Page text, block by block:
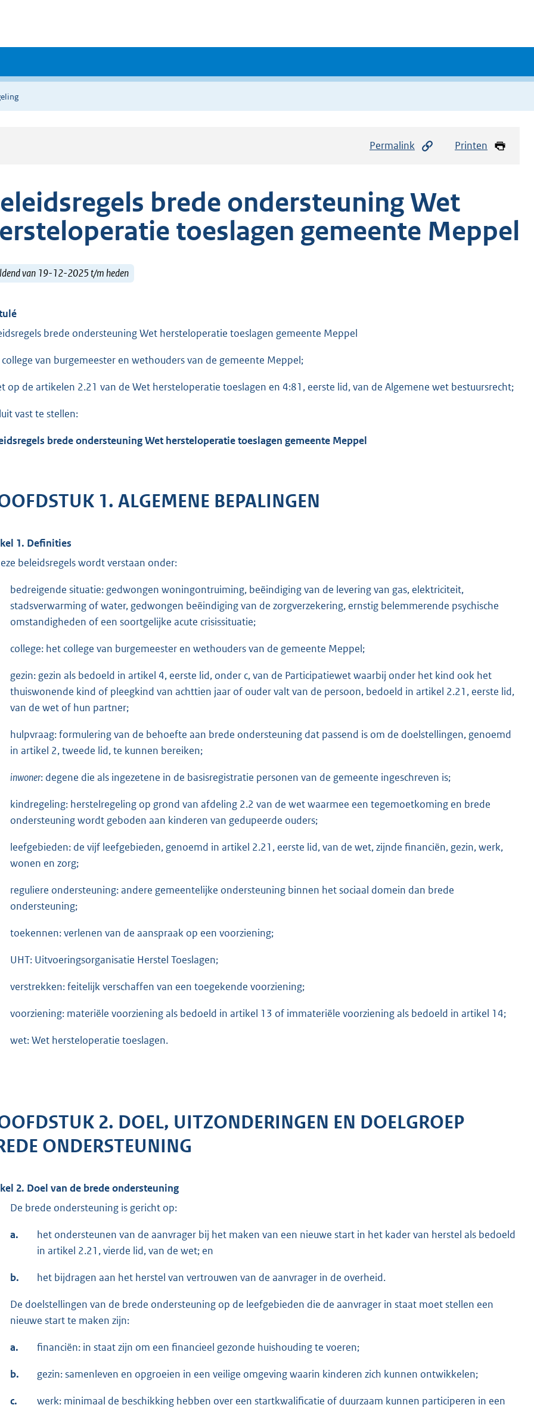
Permalink Printen
brede ondersteuning Wet
toeslagen gemeente Meppel
van 19-12-2025 t/m heden
brede ondersteuning Wet hersteloperatie toeslagen gemeente Meppel
van burgemeester en wethouders van de gemeente Meppel;
op de artikelen 2.21 van de Wet hersteloperatie toeslagen en 4:81, eerste lid, van de Algemene wet bestuursrecht;
vast te stellen:
brede ondersteuning Wet hersteloperatie toeslagen gemeente Meppel
1. ALGEMENE BEPALINGEN
1. Definities
beleidsregels wordt verstaan onder:
bedreigende situatie: gedwongen woningontruiming, beëindiging van de levering van gas, elektriciteit,
stadsverwarming of water, gedwongen beëindiging van de zorgverzekering, ernstig belemmerende psychische
omstandigheden of een soortgelijke acute crisissituatie;
college: het college van burgemeester en wethouders van de gemeente Meppel;
gezin: gezin als bedoeld in artikel 4, eerste lid, onder c, van de Participatiewet waarbij onder het kind ook het
thuiswonende kind of pleegkind van achttien jaar of ouder valt van de persoon, bedoeld in artikel 2.21, eerste lid,
van de wet of hun partner;
hulpvraag: formulering van de behoefte aan brede ondersteuning dat passend is om de doelstellingen, genoemd
in artikel 2, tweede lid, te kunnen bereiken;
inwoner: degene die als ingezetene in de basisregistratie personen van de gemeente ingeschreven is;
kindregeling: herstelregeling op grond van afdeling 2.2 van de wet waarmee een tegemoetkoming en brede
ondersteuning wordt geboden aan kinderen van gedupeerde ouders;
leefgebieden: de vijf leefgebieden, genoemd in artikel 2.21, eerste lid, van de wet, zijnde financiën, gezin, werk,
wonen en zorg;
reguliere ondersteuning: andere gemeentelijke ondersteuning binnen het sociaal domein dan brede
ondersteuning;
toekennen: verlenen van de aanspraak op een voorziening;
UHT: Uitvoeringsorganisatie Herstel Toeslagen;
verstrekken: feitelijk verschaffen van een toegekende voorziening;
voorziening: materiële voorziening als bedoeld in artikel 13 of immateriële voorziening als bedoeld in artikel 14;
wet: Wet hersteloperatie toeslagen.
2. DOEL, UITZONDERINGEN EN DOELGROEP
ONDERSTEUNING
2. Doel van de brede ondersteuning
De brede ondersteuning is gericht op:
a.
het ondersteunen van de aanvrager bij het maken van een nieuwe start in het kader van herstel als bedoeld
in artikel 2.21, vierde lid, van de wet; en
b. het bijdragen aan het herstel van vertrouwen van de aanvrager in de overheid.
De doelstellingen van de brede ondersteuning op de leefgebieden die de aanvrager in staat moet stellen een
nieuwe start te maken zijn:
a. financiën: in staat zijn om een financieel gezonde huishouding te voeren;
b. gezin: samenleven en opgroeien in een veilige omgeving waarin kinderen zich kunnen ontwikkelen;
c.
werk: minimaal de beschikking hebben over een startkwalificatie of duurzaam kunnen participeren in een